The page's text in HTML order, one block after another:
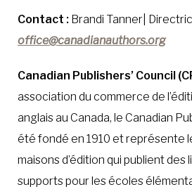
Contact : Brandi Tanner|
office@canadianauthors.org
Canadian Publishers’ Council
association du commerce de
anglais au Canada, le Canadian
été fondé en 1910 et représente
maisons d’édition qui publient des
supports pour les écoles